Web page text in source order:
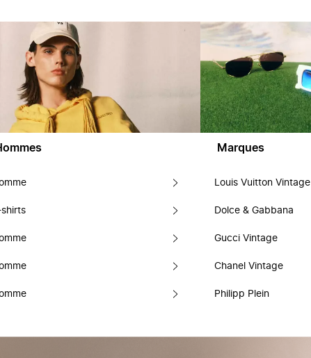
shirts
Marques
Louis Vuitton Vintage
Dolce & Gabbana
Gucci Vintage
Chanel Vintage
Philipp Plein